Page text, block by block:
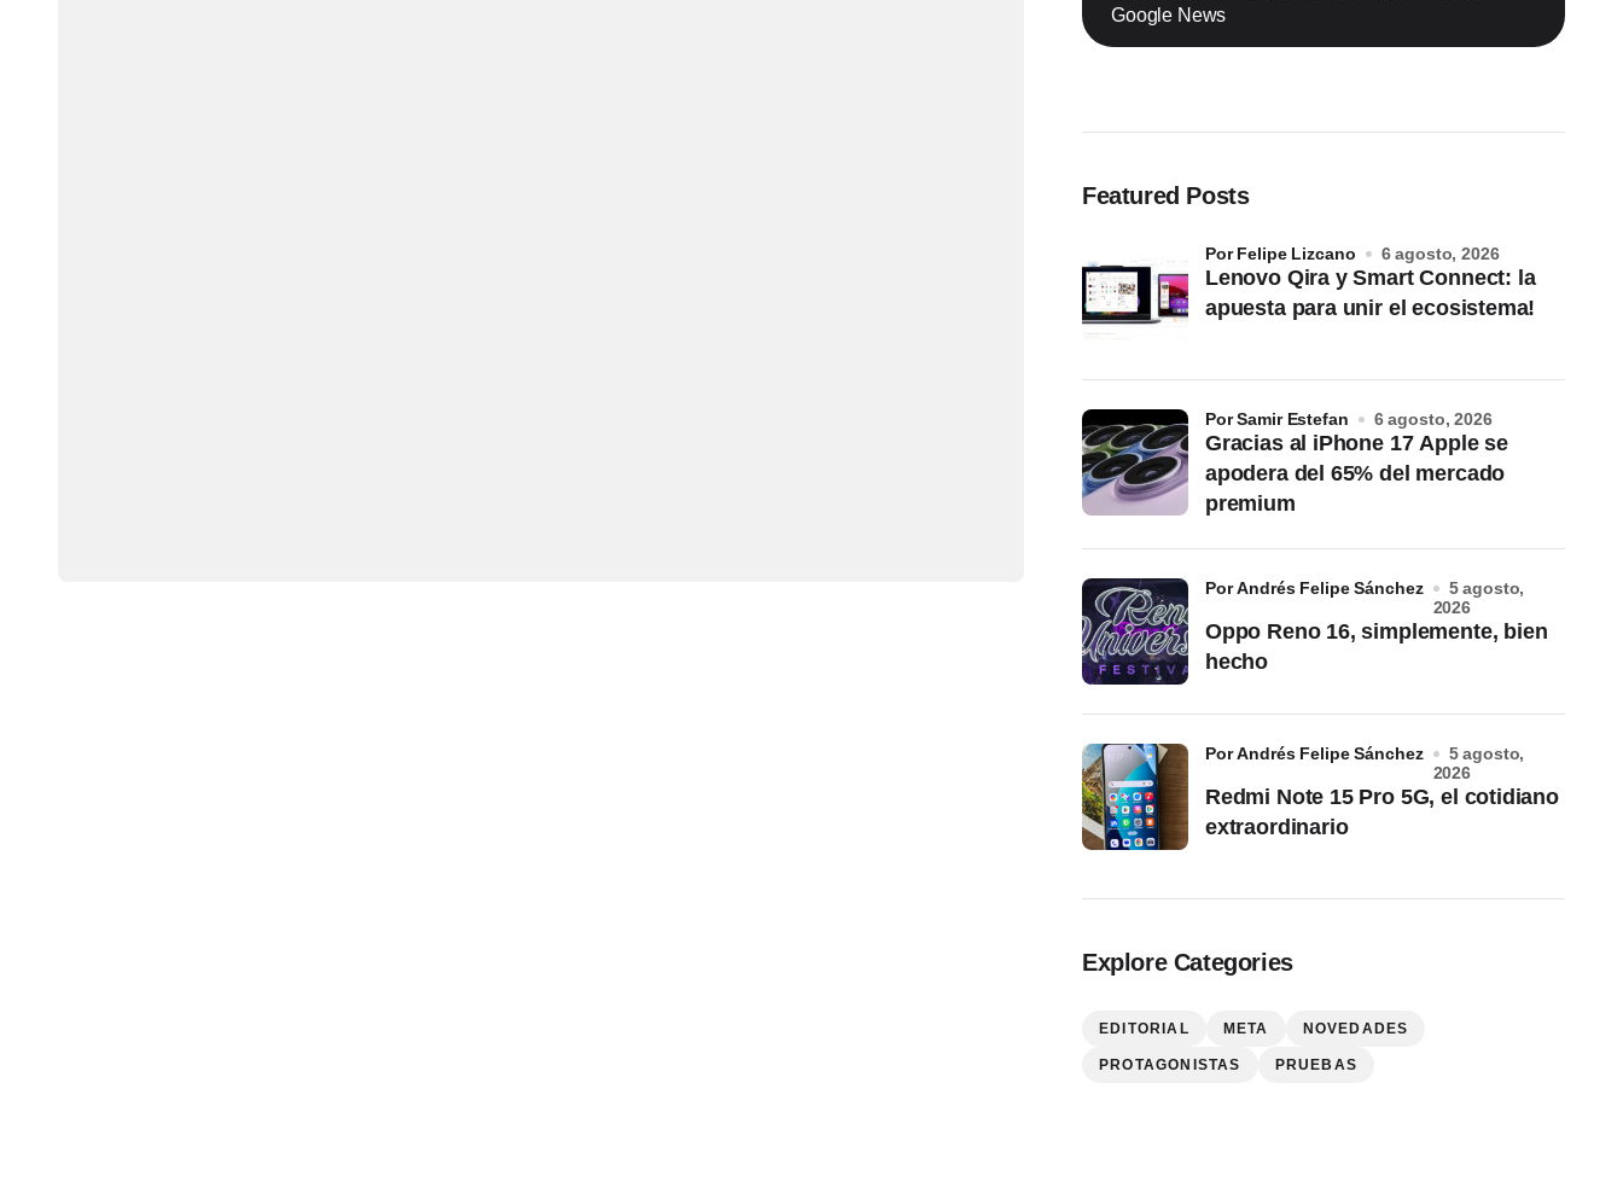
Google News
Featured Posts
Lenovo Qira y Smart Connect: la
apuesta para unir el ecosistema!
por Felipe Lizcano 6 agosto, 2026
Gracias al iPhone 17 Apple se
apodera del 65% del mercado
premium
por Samir Estefan 6 agosto, 2026
Oppo Reno 16, simplemente, bien
hecho
por Andrés Felipe Sánchez
5 agosto,
2026
Redmi Note 15 Pro 5G, el cotidiano
extraordinario
por Andrés Felipe Sánchez
5 agosto,
2026
Explore Categories
EDITORIAL META NOVEDADES
PROTAGONISTAS PRUEBAS